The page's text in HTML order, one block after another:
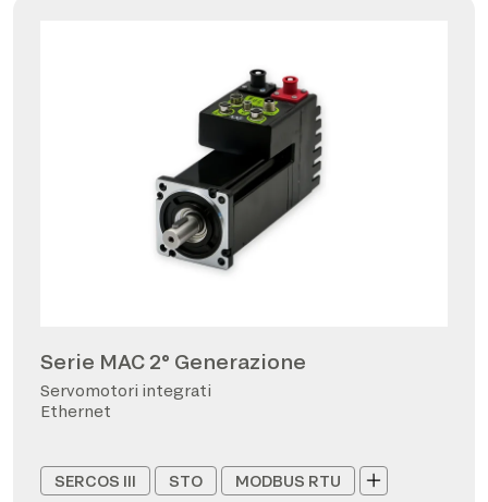
Serie MAC 2° Generazione
Servomotori integrati
Ethernet
SERCOS III STO MODBUS RTU